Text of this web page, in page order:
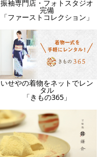
振袖専門店・フォトスタジオ
完備
「ファーストコレクション」
いせやの着物をネットでレン
タル
「きもの365」